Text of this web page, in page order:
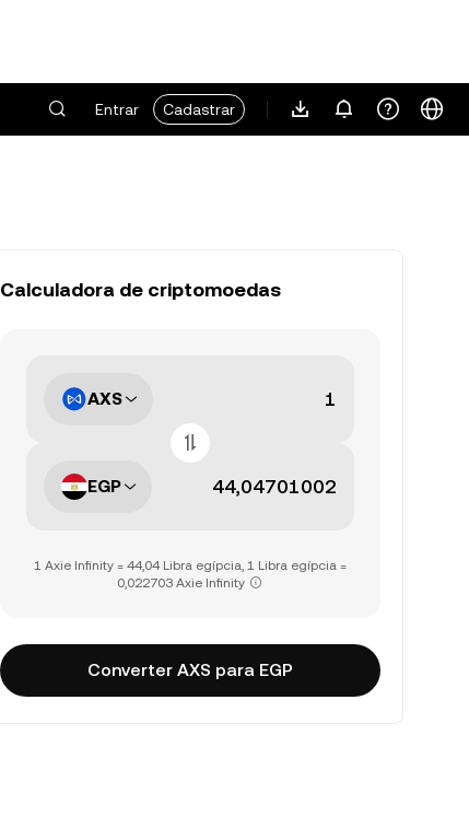
Entrar Cadastrar
Calculadora de criptomoedas
AXS
EGP
1 Axie Infinity = 44,04 Libra egípcia, 1 Libra egípcia =
0,022703 Axie Infinity
Converter AXS para EGP